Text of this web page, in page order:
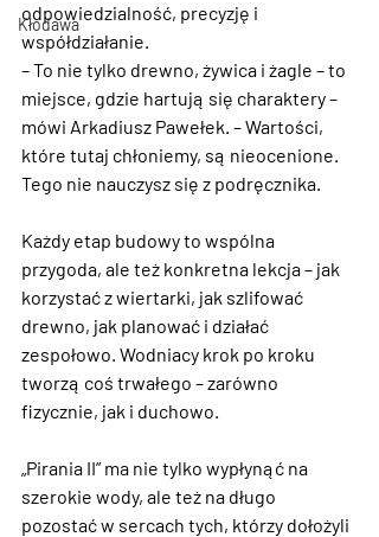
Kłodawa
odpowiedzialność, precyzję i
współdziałanie.
– To nie tylko drewno, żywica i żagle – to
miejsce, gdzie hartują się charaktery –
mówi Arkadiusz Pawełek. – Wartości,
które tutaj chłoniemy, są nieocenione.
Tego nie nauczysz się z podręcznika.
Każdy etap budowy to wspólna
przygoda, ale też konkretna lekcja – jak
korzystać z wiertarki, jak szlifować
drewno, jak planować i działać
zespołowo. Wodniacy krok po kroku
tworzą coś trwałego – zarówno
fizycznie, jak i duchowo.
„Pirania II” ma nie tylko wypłynąć na
szerokie wody, ale też na długo
pozostać w sercach tych, którzy dołożyli